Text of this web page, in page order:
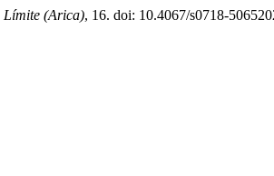
Límite (Arica), 16. doi: 10.4067/s0718-